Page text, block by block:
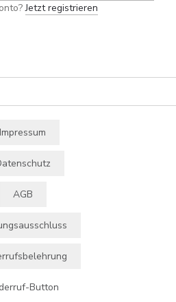
Jetzt registrieren
Impressum
AGB
Button